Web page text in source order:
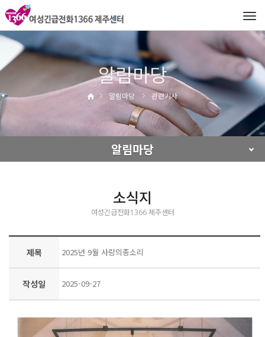
알림마당
알림마당 관련기사
알림마당
소식지
여성긴급전화1366 제주센터
제목 2025년 9월 사랑의종소리
작성일 2025-09-27